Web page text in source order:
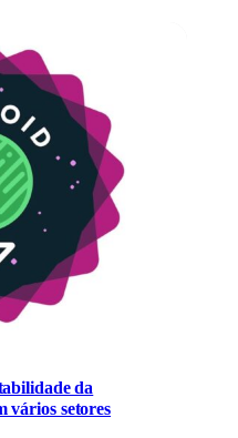
da
vários setores